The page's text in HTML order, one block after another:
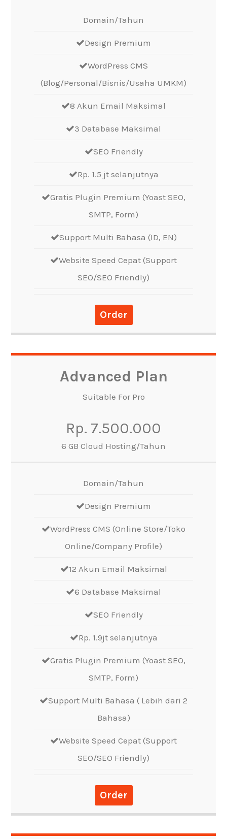
Domain/Tahun
Design Premium
WordPress CMS
(Blog/Personal/Bisnis/Usaha UMKM)
8 Akun Email Maksimal
3 Database Maksimal
SEO Friendly
Rp. 1.5 jt selanjutnya
Gratis Plugin Premium (Yoast SEO,
SMTP, Form)
Support Multi Bahasa (ID, EN)
Website Speed Cepat (Support
SEO/SEO Friendly)
Order
Advanced Plan
Suitable For Pro
Rp. 7.500.000
6 GB Cloud Hosting/Tahun
Domain/Tahun
Design Premium
WordPress CMS (Online Store/Toko
Online/Company Profile)
12 Akun Email Maksimal
6 Database Maksimal
SEO Friendly
Rp. 1.9jt selanjutnya
Gratis Plugin Premium (Yoast SEO,
SMTP, Form)
Support Multi Bahasa ( Lebih dari 2
Bahasa)
Website Speed Cepat (Support
SEO/SEO Friendly)
Order